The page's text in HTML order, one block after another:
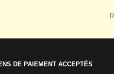
DE PAIEMENT ACCEPTÉS